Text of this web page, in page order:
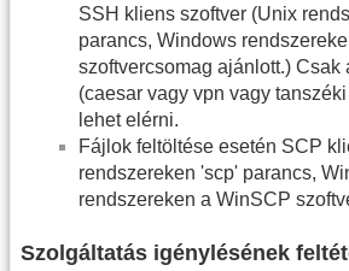
SSH kliens szoftver (Unix
parancs, Windows
szoftvercsomag ajánlott.) Csak
(caesar vagy vpn vagy
lehet elérni.
Fájlok feltöltése esetén SCP
rendszereken 'scp' parancs,
rendszereken a WinSCP
Szolgáltatás igénylésének